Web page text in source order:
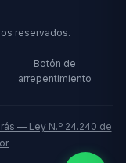
reservados.
Botón de
arrepentimiento
— Ley N.º 24.240 de